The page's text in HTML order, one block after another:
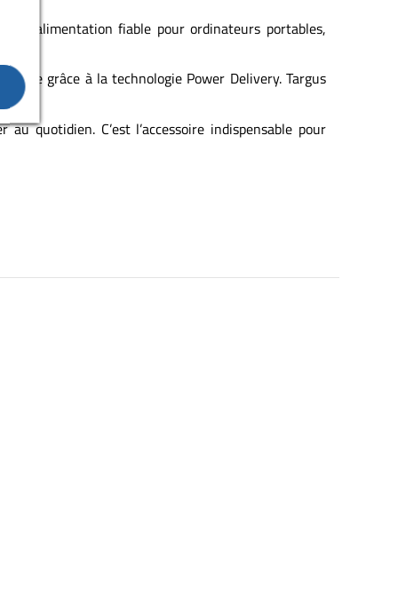
alimentation fiable pour ordinateurs portables,
grâce à la technologie Power Delivery. Targus
quotidien. C’est l’accessoire indispensable pour